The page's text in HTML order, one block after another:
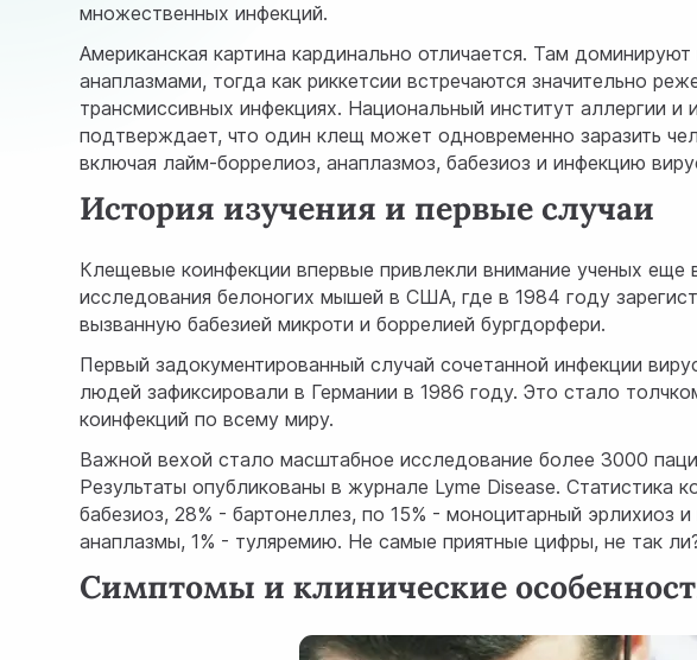
множественных инфекций.
Американская картина кардинально отличается. Там
анаплазмами, тогда как риккетсии встречаются значительно
трансмиссивных инфекциях. Национальный институт аллергии
подтверждает, что один клещ может одновременно заразить
включая лайм-боррелиоз, анаплазмоз, бабезиоз и инфекцию
История изучения и первые случаи
Клещевые коинфекции впервые привлекли внимание ученых
исследования белоногих мышей в США, где в 1984 году
вызванную бабезией микроти и боррелией бургдорфери.
Первый задокументированный случай сочетанной инфекции
людей зафиксировали в Германии в 1986 году. Это стало
коинфекций по всему миру.
Важной вехой стало масштабное исследование более 3000
Результаты опубликованы в журнале Lyme Disease. Статистика
бабезиоз, 28% - бартонеллез, по 15% - моноцитарный эрлихиоз
анаплазмы, 1% - туляремию. Не самые приятные цифры, не так
Симптомы и клинические